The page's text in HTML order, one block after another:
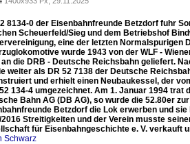
8134-0 der Eisenbahnfreunde Betzdorf fuhr
Scheuerfeld/Sieg und dem Betriebshof
eine der letzten Normalspurigen
wurde 1943 von der WLF -
an die DRB - Deutsche Reichsbahn geliefert.
weiter als DR 52 7138 der Deutsche
und erhielt einen Neubaukessel, der
134-4 umgezeichnet. Am 1. Januar 1994
Bahn AG (DB AG), so wurde die 52.80er
Betzdorf die Lok erwerben und
2016 Streitigkeiten und der Verein musste
für Eisenbahngeschichte e. V. verkauft
Schwarz